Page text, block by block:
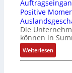
m
e
i
f
e
g
a
e
u
e
r
u
n
n
A
G
V
u
n
d
u
k
t
u
r
6
f
e
h
l
e
n
l
l
A
b
o
u
t
Positive
Die
können in
Weiterlesen:
A